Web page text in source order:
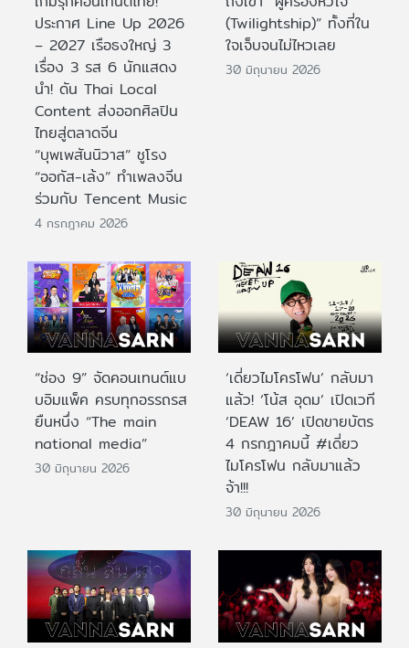
ประกาศ Line Up 2026
– 2027 เรือธงใหญ่ 3
เรื่อง 3 รส 6 นักแสดง
นำ! ดัน Thai Local
Content ส่งออกศิลปิน
ไทยสู่ตลาดจีน
“บุพเพสันนิวาส” ชูโรง
“ออกัส-เล้ง” ทำเพลงจีน
ร่วมกับ Tencent Music
4 กรกฎาคม 2026
(Twilightship)” ทั้งที่ใน
ใจเจ็บจนไม่ไหวเลย
30 มิถุนายน 2026
“ช่อง 9” จัดคอนเทนต์แบ
บอิมแพ็ค ครบทุกอรรถรส
ยืนหนึ่ง “The main
national media”
30 มิถุนายน 2026
‘เดี่ยวไมโครโฟน’ กลับมา
แล้ว! ‘โน้ส อุดม’ เปิดเวที
‘DEAW 16’ เปิดขายบัตร
4 กรกฎาคมนี้ #เดี่ยว
ไมโครโฟน กลับมาแล้ว
จ้า!!!
30 มิถุนายน 2026